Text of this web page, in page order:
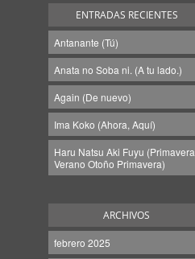
ENTRADAS RECIENTES
Antanante (Tú)
Anata no Soba ni. (A tu lado.)
Again (De nuevo)
Ima Koko (Ahora, Aquí)
Haru Natsu Aki Fuyu (Primavera
Verano Otoño Primavera)
ARCHIVOS
febrero 2025